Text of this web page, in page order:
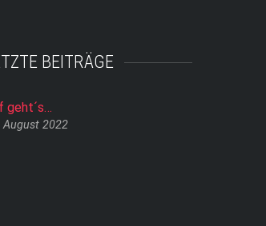
BEITRÄGE
geht´s…
August 2022